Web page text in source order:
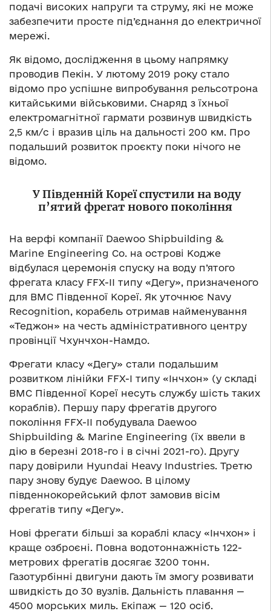
подачі високих напруги та струму, які не може
забезпечити просте під’єднання до електричної
мережі.
Як відомо, дослідження в цьому напрямку
проводив Пекін. У лютому 2019 року стало
відомо про успішне випробування рельсотрона
китайськими військовими. Снаряд з їхньої
електромагнітної гармати розвинув швидкість
2,5 км/с і вразив ціль на дальності 200 км. Про
подальший розвиток проєкту поки нічого не
відомо.
У Південній Кореї спустили на воду
п’ятий фрегат нового покоління
На верфі компанії Daewoo Shipbuilding &
Marine Engineering Co. на острові Кодже
відбулася церемонія спуску на воду п’ятого
фрегата класу FFX-II типу «Дегу», призначеного
для ВМС Південної Кореї. Як уточнює Navy
Recognition, корабель отримав найменування
«Теджон» на честь адміністративного центру
провінції Чхунчхон-Намдо.
Фрегати класу «Дегу» стали подальшим
розвитком лінійки FFX-I типу «Інчхон» (у складі
ВМС Південної Кореї несуть службу шість таких
кораблів). Першу пару фрегатів другого
покоління FFX-II побудувала Daewoo
Shipbuilding & Marine Engineering (їх ввели в
дію в березні 2018-го і в січні 2021-го). Другу
пару довірили Hyundai Heavy Industries. Третю
пару знову будує Daewoo. В цілому
південнокорейський флот замовив вісім
фрегатів типу «Дегу».
Нові фрегати більші за кораблі класу «Інчхон» і
краще озброєні. Повна водотоннажність 122-
метрових фрегатів досягає 3200 тонн.
Газотурбінні двигуни дають їм змогу розвивати
швидкість до 30 вузлів. Дальність плавання —
4500 морських миль. Екіпаж — 120 осіб.